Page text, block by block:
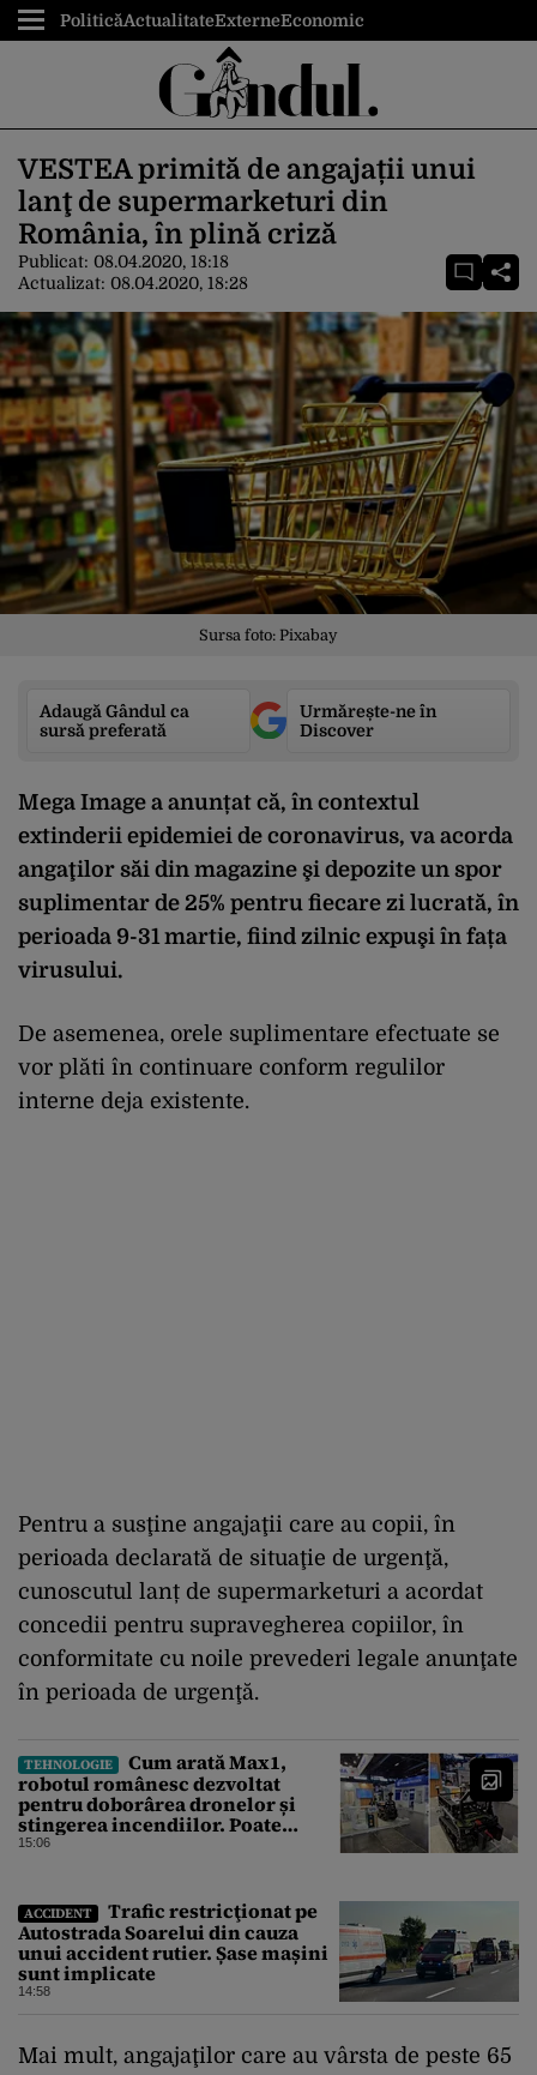
PoliticăActualitateExterneEconomic
VESTEA primită de angajații unui
lanţ de supermarketuri din
România, în plină criză
Publicat: 08.04.2020, 18:18
Actualizat: 08.04.2020, 18:28
Sursa foto: Pixabay
Adaugă Gândul ca
sursă preferată
Urmărește-ne în
Discover
Mega Image a anunțat că, în contextul
extinderii epidemiei de coronavirus, va acorda
angaţilor săi din magazine şi depozite un spor
suplimentar de 25% pentru fiecare zi lucrată, în
perioada 9-31 martie, fiind zilnic expuşi în fața
virusului.
De asemenea, orele suplimentare efectuate se
vor plăti în continuare conform regulilor
interne deja existente.
Pentru a susţine angajaţii care au copii, în
perioada declarată de situaţie de urgenţă,
cunoscutul lanț de supermarketuri a acordat
concedii pentru supravegherea copiilor, în
conformitate cu noile prevederi legale anunţate
în perioada de urgenţă.
TEHNOLOGIE
Cum arată Max1,
robotul românesc dezvoltat
pentru doborârea dronelor și
stingerea incendiilor. Poate
transporta încărcături de până la
15:06
ACCIDENT
Trafic restricţionat pe
Autostrada Soarelui din cauza
unui accident rutier. Șase mașini
sunt implicate
14:58
Mai mult, angajaţilor care au vârsta de peste 65